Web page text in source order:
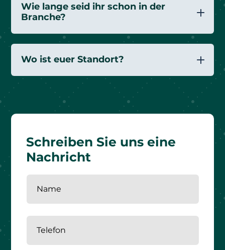
Wie lange seid ihr schon in der
Branche?
Wo ist euer Standort?
Schreiben Sie uns eine
Nachricht